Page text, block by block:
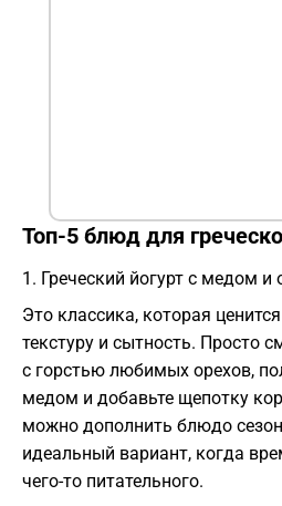
​Топ-5 блюд для
​1. Греческий йогурт с медом и
​Это классика, которая
текстуру и сытность. Просто
с горстью любимых орехов,
медом и добавьте щепотку
можно дополнить блюдо
идеальный вариант, когда
чего-то питательного.